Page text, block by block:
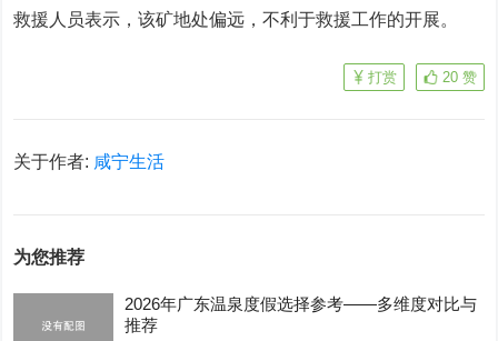
救援人员表示，该矿地处偏远，不利于救援工作的开展。
20 赞
打赏
关于作者: 咸宁生活
为您推荐
2026年广东温泉度假选择参考——多维度对比与
推荐